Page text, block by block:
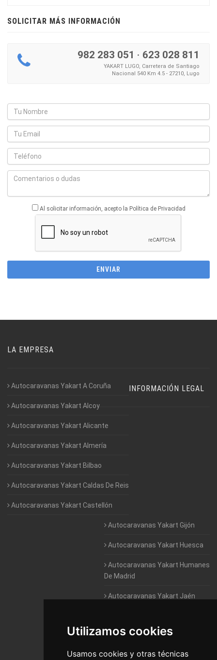
Utilizamos cookies
Usamos cookies y otras técnicas
SOLICITAR MÁS INFORMACIÓN
982 283 051 · 623 028 811
YAKART LUGO, Carretera de Santiago
Nacional 540 Km 4.5 - 27210, Lugo
Al solicitar información, acepto la Política de Privacidad
LA EMPRESA
Autocaravanas Yakart A Coruña
Autocaravanas Yakart Alcoy
Autocaravanas Yakart Alicante
Autocaravanas Yakart Almería
Autocaravanas Yakart Bilbao
Autocaravanas Yakart Caldas De Reis
Autocaravanas Yakart Castellón
Autocaravanas Yakart Gijón
Autocaravanas Yakart Huesca
Autocaravanas Yakart Humanes
De Madrid
Autocaravanas Yakart Jaén
Autocaravanas Yakart Valencia
Autocaravanas Yakart Vitoria
INFORMACIÓN LEGAL